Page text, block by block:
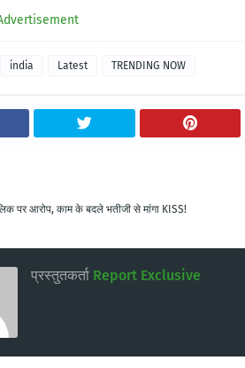
india Latest TRENDING NOW
पर आरोप, काम के बदले भतीजी से मांगा KISS!
प्रस्तुतकर्ता Report Exclusive